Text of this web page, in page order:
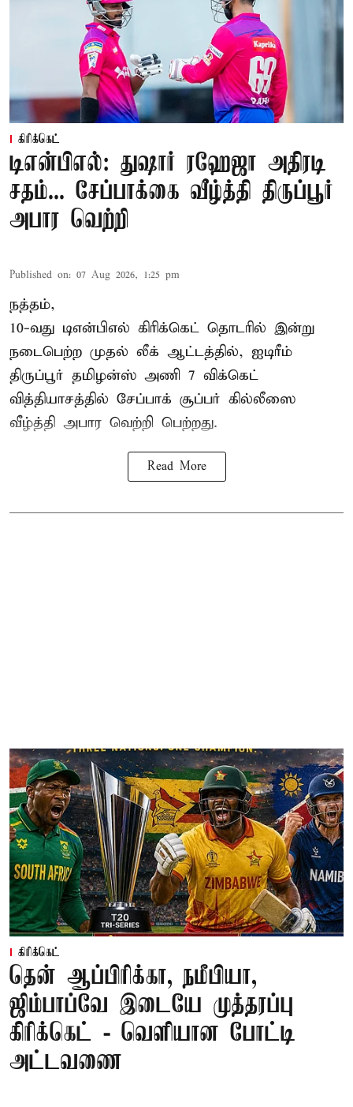
கிரிக்கெட்
டிஎன்பிஎல்: துஷார் ரஹேஜா அதிரடி
சதம்... சேப்பாக்கை வீழ்த்தி திருப்பூர்
அபார வெற்றி
Published on: 07 Aug 2026, 1:25 pm
நத்தம்,
10-வது டிஎன்பிஎல் கிரிக்கெட் தொடரில் இன்று
நடைபெற்ற முதல் லீக் ஆட்டத்தில், ஐடிரீம்
திருப்பூர் தமிழன்ஸ் அணி 7 விக்கெட்
வித்தியாசத்தில் சேப்பாக் சூப்பர் கில்லீஸை
வீழ்த்தி அபார வெற்றி பெற்றது.
Read More
கிரிக்கெட்
தென் ஆப்பிரிக்கா, நமீபியா,
ஜிம்பாப்வே இடையே முத்தரப்பு
கிரிக்கெட் - வெளியான போட்டி
அட்டவணை